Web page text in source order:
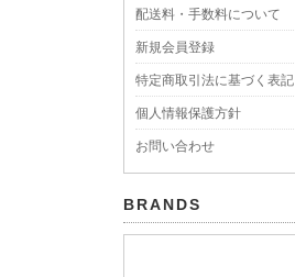
配送料・手数料について
新規会員登録
特定商取引法に基づく表記
個人情報保護方針
お問い合わせ
BRANDS